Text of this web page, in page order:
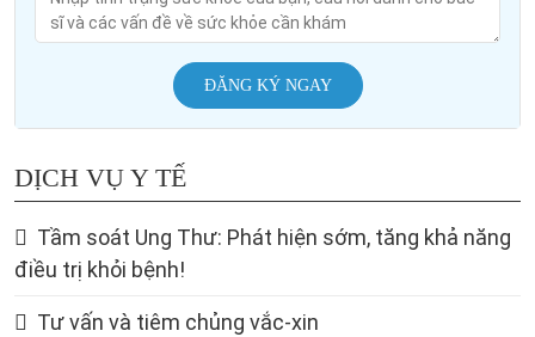
ĐĂNG KÝ NGAY
DỊCH VỤ Y TẾ
Tầm soát Ung Thư: Phát hiện sớm, tăng khả năng
điều trị khỏi bệnh!
Tư vấn và tiêm chủng vắc-xin